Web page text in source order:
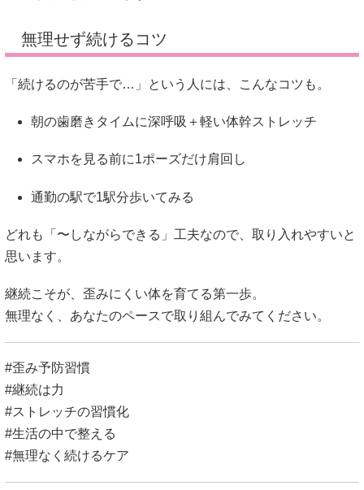
無理せず続けるコツ
「続けるのが苦手で…」という人には、こんなコツも。
朝の歯磨きタイムに深呼吸＋軽い体幹ストレッチ
スマホを見る前に1ポーズだけ肩回し
通勤の駅で1駅分歩いてみる
どれも「〜しながらできる」工夫なので、取り入れやすいと
思います。
継続こそが、歪みにくい体を育てる第一歩。
無理なく、あなたのペースで取り組んでみてください。
#歪み予防習慣
#継続は力
#ストレッチの習慣化
#生活の中で整える
#無理なく続けるケア